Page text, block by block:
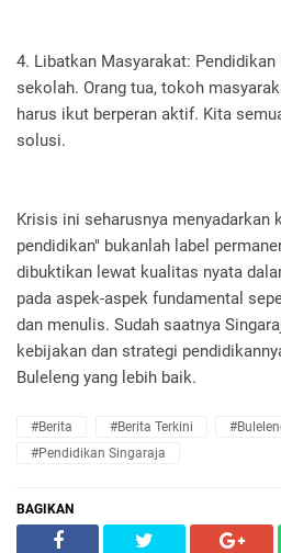
4. Libatkan Masyarakat: Pendidikan
sekolah. Orang tua, tokoh
harus ikut berperan aktif. Kita
solusi.
Krisis ini seharusnya menyadarkan
pendidikan" bukanlah label
dibuktikan lewat kualitas nyata
pada aspek-aspek fundamental
dan menulis. Sudah saatnya
kebijakan dan strategi
Buleleng yang lebih baik.
#Berita #Berita Terkini
#pendidikan Singaraja
BAGIKAN